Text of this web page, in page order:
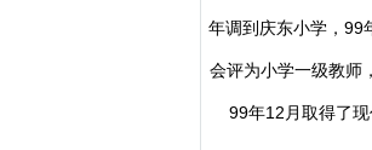
年调到庆东小学，99
会评为小学一级教师
99年12月取得了